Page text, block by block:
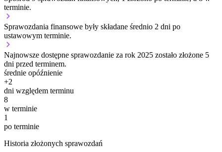
terminie.
Sprawozdania finansowe były składane średnio 2 dni po
ustawowym terminie.
Najnowsze dostępne sprawozdanie za rok 2025 zostało złożone 5
dni przed terminem.
średnie opóźnienie
+2
dni względem terminu
8
w terminie
1
po terminie
Historia złożonych sprawozdań